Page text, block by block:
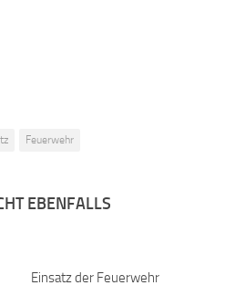
Feuerwehr
EBENFALLS
Einsatz der Feuerwehr